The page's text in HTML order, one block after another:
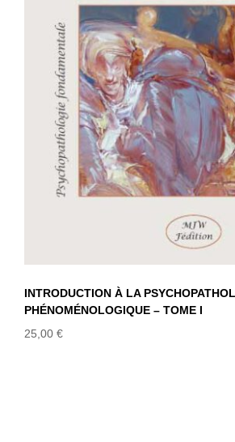
INTRODUCTION
INTRODUCTION À LA
PHÉNOMÉNOLOGIQUE – TOME I
25,00 €